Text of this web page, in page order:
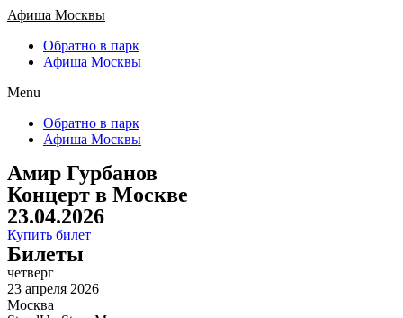
Афиша Москвы
Обратно в парк
Афиша Москвы
Menu
Обратно в парк
Афиша Москвы
Амир Гурбанов
Концерт в Москве
23.04.2026
Купить билет
Билеты
четверг
23 апреля 2026
Москва